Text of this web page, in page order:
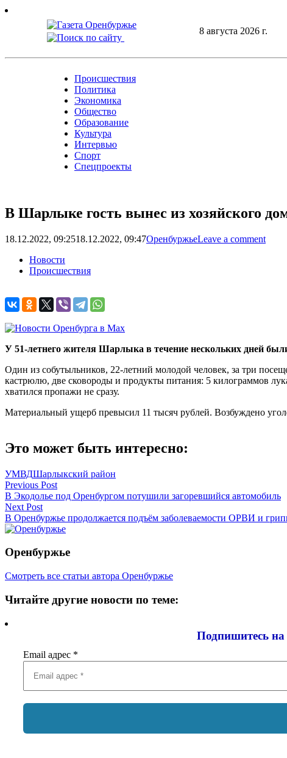
Skip
8 августа 2026 г.
Происшествия
Политика
Экономика
Общество
Образование
Культура
Интервью
Спорт
Спецпроекты
В Шарлыке гость вынес из хозяйского
18.12.2022, 09:2518.12.2022, 09:47ОренбуржьеLeave a comment
Новости
Происшествия
У 51-летнего жителя Шарлыка в течение нескольких дней
Один из собутыльников, 22-летний молодой человек, за три
кастрюлю, две сковороды и продукты питания: 5 килограммов
хватился пропажи не сразу.
Материальный ущерб превысил 11 тысяч рублей. Возбуждено
Это может быть интересно:
УМВДШарлыкский район
Навигация
по
записям
Previous Post
В Экодолье под Оренбургом потушили загоревшийся автомобиль
Next Post
В Оренбуржье продолжается подъём заболеваемости ОРВИ и
Оренбуржье
Смотреть все статьи автора Оренбуржье
Читайте другие новости по теме:
Подпишитесь
Email адрес *